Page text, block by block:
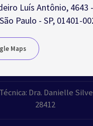
Luís Antônio, 4643
Paulo - SP, 01401-
Maps
Dra. Danielle
28412